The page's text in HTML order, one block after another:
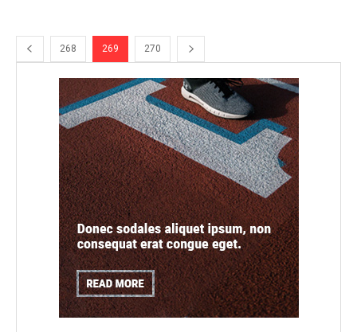
268 269 270